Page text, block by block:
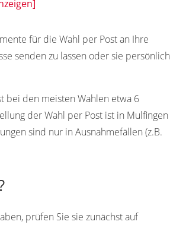
für die Wahl per Post an Ihre
senden zu lassen oder sie persönlich
bei den meisten Wahlen etwa 6
der Wahl per Post ist in Mulfingen
sind nur in Ausnahmefällen (z.B.
prüfen Sie sie zunächst auf